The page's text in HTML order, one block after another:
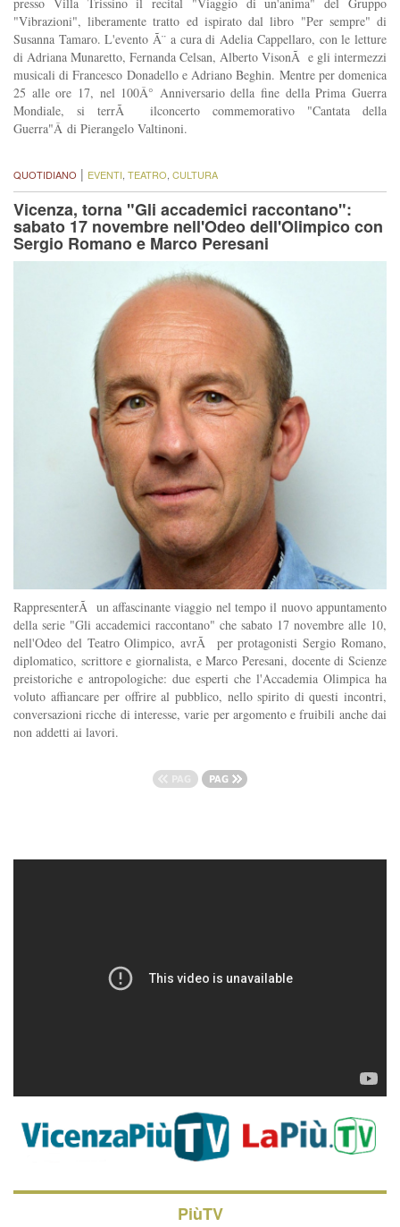
"Vibrazioni", liberamente tratto ed ispirato dal libro "Per sempre" di
Susanna Tamaro. L'evento Ã¨ a cura di Adelia Cappellaro, con le letture
di Adriana Munaretto, Fernanda Celsan, Alberto VisonÃ e gli intermezzi
musicali di Francesco Donadello e Adriano Beghin. Mentre per domenica
25 alle ore 17, nel 100Â° Anniversario della fine della Prima Guerra
Mondiale, si terrÃ ilconcerto commemorativo "Cantata della
Guerra"Â di Pierangelo Valtinoni.
QUOTIDIANO | EVENTI TEATRO CULTURA
Vicenza, torna "Gli accademici raccontano":
sabato 17 novembre nell'Odeo dell'Olimpico con
Sergio Romano e Marco Peresani
RappresenterÃ un affascinante viaggio nel tempo il nuovo appuntamento
della serie "Gli accademici raccontano" che sabato 17 novembre alle 10,
nell'Odeo del Teatro Olimpico, avrÃ per protagonisti Sergio Romano,
diplomatico, scrittore e giornalista, e Marco Peresani, docente di Scienze
preistoriche e antropologiche: due esperti che l'Accademia Olimpica ha
voluto affiancare per offrire al pubblico, nello spirito di questi incontri,
conversazioni ricche di interesse, varie per argomento e fruibili anche dai
non addetti ai lavori.
PiùTV